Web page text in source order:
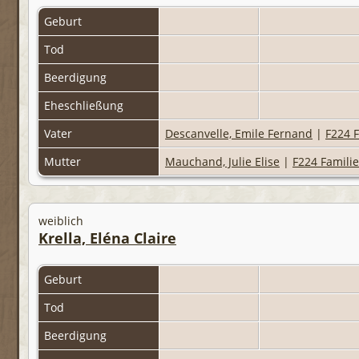
Geburt
Tod
Beerdigung
Eheschließung
Vater
Descanvelle, Emile Fernand | F224
Mutter
Mauchand, Julie Elise | F224
weiblich
Krella, Eléna Claire
Geburt
Tod
Beerdigung